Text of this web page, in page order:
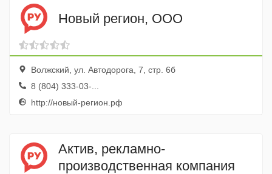
Новый регион, ООО
Волжский, ул. Автодорога, 7, стр. 6б
8 (804) 333-03-...
http://новый-регион.рф
Актив, рекламно-
производственная компания